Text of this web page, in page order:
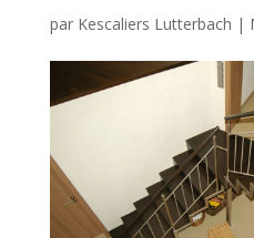
par Kescaliers Lutterbach |